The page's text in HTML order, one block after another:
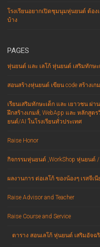
โรงเรียนอยากเปิดชุมนุมหุ่นยนต์ ต้อ
บ้าง
PAGES
หุ่นยนต์ และ เลโก้ หุ่นยนต์ เสริมทักษ
สอนสร้างหุ่นยนต์ เขียน code สร้างเ
เรียนเสริมทักษะเด็ก และ เยาวชน ผ่า
ฝึกสร้างเกมส์, WebApp และ หลักสู
ยนต์/AI ในโรงเรียนทั่วประเทศ
Raise Honor
กิจกรรมหุ่นยนต์ ,WorkShop หุ่นยนต์ /
ผลงานการ ต่อเลโก้ ของน้องๆ เรสจีเ
Raise Advisor and Teacher
Raise Course and Service
ตาราง สอนเลโก้ หุ่นยนต์ เสริมอัจฉ